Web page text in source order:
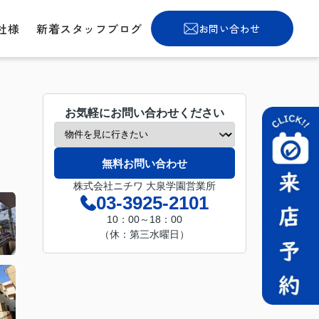
様 新着スタッフブログ お問い合わせ
お気軽にお問い合わせください
無料お問い合わせ
株式会社ニチワ 大泉学園営業所
03-3925-2101
10：00～18：00
（休：第三水曜日）